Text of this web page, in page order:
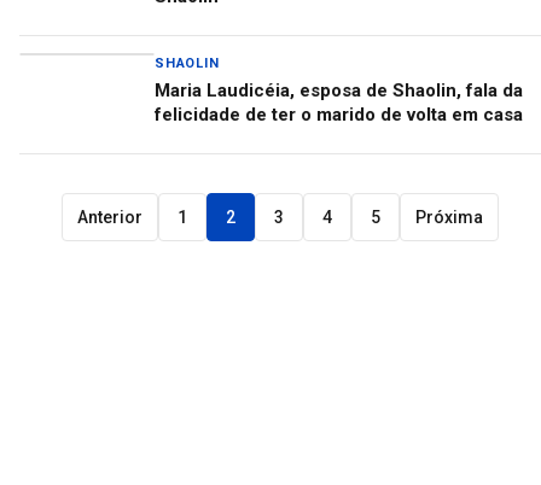
SHAOLIN
Maria Laudicéia, esposa de Shaolin, fala da
felicidade de ter o marido de volta em casa
Anterior 1 2 3 4 5 Próxima